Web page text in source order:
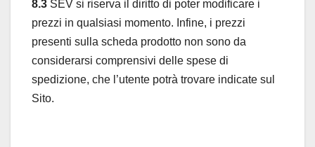
8.3 SEV si riserva il diritto di poter modificare i
prezzi in qualsiasi momento. Infine, i prezzi
presenti sulla scheda prodotto non sono da
considerarsi comprensivi delle spese di
spedizione, che l’utente potrà trovare indicate sul
Sito.